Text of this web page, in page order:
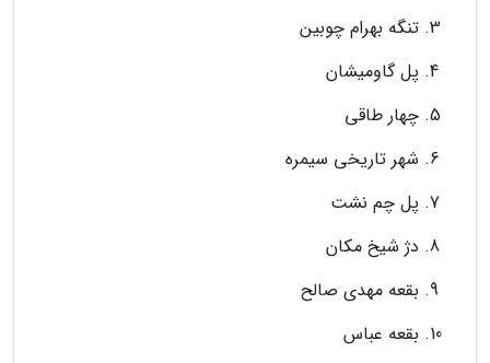
تنگه بهرام چوبین
پل گاومیشان
چهار طاقی
شهر تاریخی سیمره
پل چم نشت
دژ شیخ مکان
بقعه مهدی صالح
بقعه عباس